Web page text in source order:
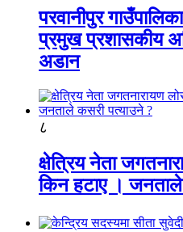
परवानीपुर
प्रमुख प्रशासकीय
अडान
८
क्षेत्रिय नेता
किन हटाए ।